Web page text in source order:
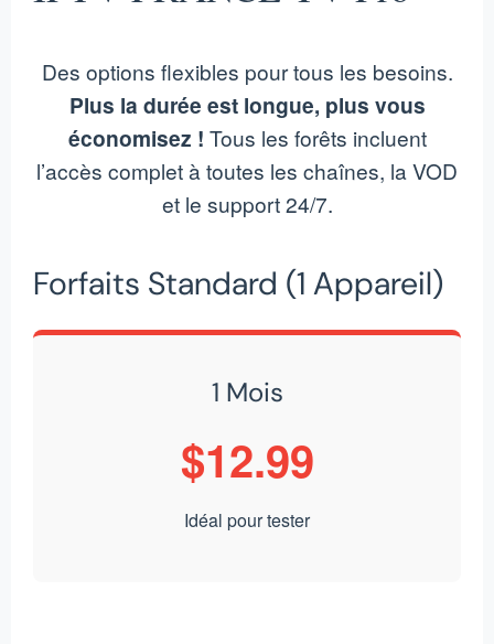
Des options flexibles pour tous les besoins.
Plus la durée est longue, plus vous
économisez ! Tous les forêts incluent
l’accès complet à toutes les chaînes, la VOD
et le support 24/7.
Forfaits Standard (1 Appareil)
1 Mois
$12.99
Idéal pour tester